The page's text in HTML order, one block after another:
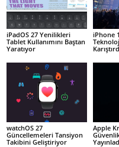
iPadOS 27 Yenilikleri
Tablet Kullanımını Baştan
Yaratıyor
iPhone
watchOS 27
Güncellemeleri Tansiyon
Takibini Geliştiriyor
Apple